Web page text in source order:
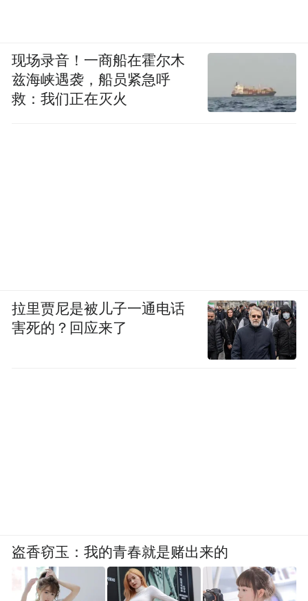
现场录音！一商船在霍尔木
兹海峡遇袭，船员紧急呼
救：我们正在灭火
拉里贾尼是被儿子一通电话
害死的？回应来了
盗香窃玉：我的青春就是赌出来的